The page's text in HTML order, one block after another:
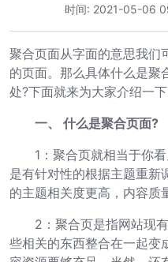
时间: 2021-05-06
聚合页面从字面的意思我们
的页面。那么具体什么是聚
处?下面就来为大家介绍一下
一、 什么是聚合页面?
1：聚合页就相当于你看
是有针对性的根据主题重新
的主题相关度更高，内容质
2：聚合页是指网站现有
些相关的东西整合在一起变